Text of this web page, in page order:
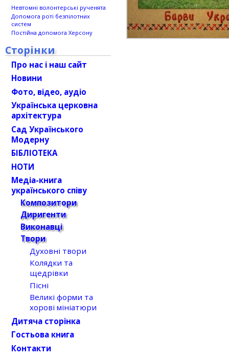
Невтомні волонтерські рученята
Допомога роті безпілотних
систем
Постійна допомога Херсону
Сторінки
Про нас і наш сайт
Новини
Фото, відео, аудіо
Українська церковна
архітектура
Сад Українського
Модерну
БІБЛІОТЕКА
НОТИ
Медіа-книга
українського співу
Композитори
Диригенти
Виконавці
Твори
Духовні твори
Колядки та
щедрівки
Пісні
Великі форми та
хорові мініатюри
Дитяча сторінка
Гостьова книга
Контакти